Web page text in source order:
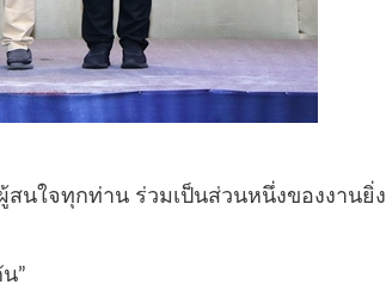
นใจทุกท่าน ร่วมเป็นส่วนหนึ่งของงานยิ่ง
”